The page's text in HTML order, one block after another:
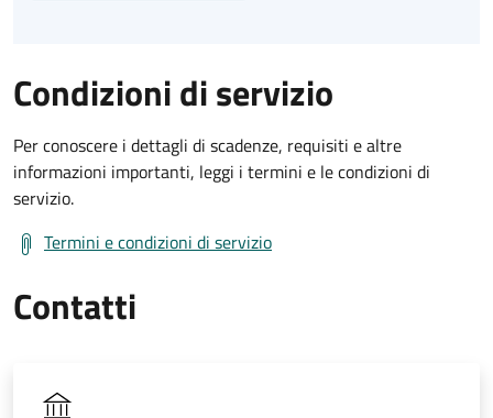
Condizioni di servizio
Per conoscere i dettagli di scadenze, requisiti e altre
informazioni importanti, leggi i termini e le condizioni di
servizio.
Termini e condizioni di servizio
Contatti